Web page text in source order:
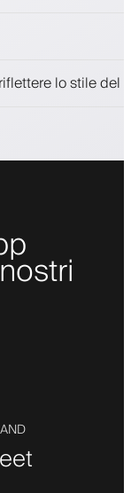
lo stile del